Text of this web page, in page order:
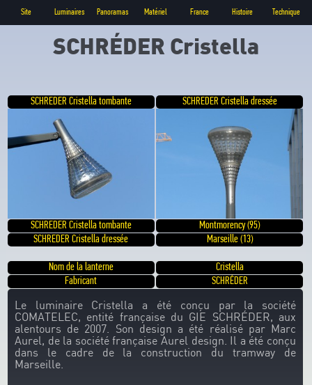
Site Luminaires Panoramas Matériel France Histoire Technique
SCHRÉDER Cristella
SCHREDER Cristella tombante SCHREDER Cristella dressée
SCHREDER Cristella tombante
Montmorency (95)
SCHREDER Cristella dressée
Marseille (13)
Nom de la lanterne
Cristella
Fabricant
SCHRÉDER
Le luminaire Cristella a été conçu par la société
COMATELEC, entité française du GIE SCHRÉDER, aux
alentours de 2007. Son design a été réalisé par Marc
Aurel, de la société française Aurel design. Il a été conçu
dans le cadre de la construction du tramway de
Marseille.